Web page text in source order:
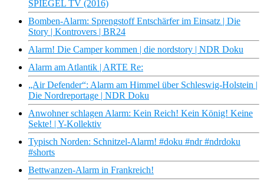
SPIEGEL TV (2016)
Bomben-Alarm: Sprengstoff Entschärfer im Einsatz | Die
Story | Kontrovers | BR24
Alarm! Die Camper kommen | die nordstory | NDR Doku
Alarm am Atlantik | ARTE Re:
„Air Defender“: Alarm am Himmel über Schleswig-Holstein |
Die Nordreportage | NDR Doku
Anwohner schlagen Alarm: Kein Reich! Kein König! Keine
Sekte! | Y-Kollektiv
Typisch Norden: Schnitzel-Alarm! #doku #ndr #ndrdoku
#shorts
Bettwanzen-Alarm in Frankreich!